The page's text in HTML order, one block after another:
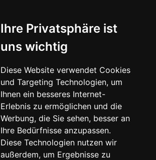
Ihre Privatsphäre ist
uns wichtig
Diese Website verwendet Cookies
und Targeting Technologien, um
Ihnen ein besseres Internet-
Erlebnis zu ermöglichen und die
Werbung, die Sie sehen, besser an
Ihre Bedürfnisse anzupassen.
Diese Technologien nutzen wir
außerdem, um Ergebnisse zu